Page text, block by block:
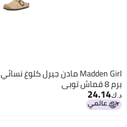
Madden Girl مادن جيرل كلوغ نسائي
برم 8 قماش توبي
د.ك‏24.14